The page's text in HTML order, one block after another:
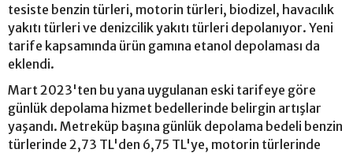
tesiste benzin türleri, motorin türleri, biodizel, havacılık
yakıtı türleri ve denizcilik yakıtı türleri depolanıyor. Yeni
tarife kapsamında ürün gamına etanol depolaması da
eklendi.
Mart 2023'ten bu yana uygulanan eski tarifeye göre
günlük depolama hizmet bedellerinde belirgin artışlar
yaşandı. Metreküp başına günlük depolama bedeli benzin
türlerinde 2,73 TL'den 6,75 TL'ye, motorin türlerinde